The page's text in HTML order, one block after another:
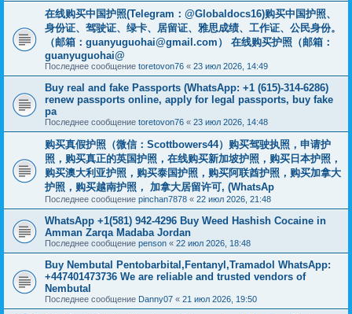
在线购买中国护照(Telegram：@Globaldocs16)购买中国护照、
身份证、驾驶证、绿卡、居留证、雅思成绩、工作证、公民身份。
（邮箱： guanyuguohai@gmail.com ） 在线购买护照（邮箱：
guanyuguohai@
Последнее сообщение toretovon76 « 23 июл 2026, 14:49
Buy real and fake Passports (WhatsApp: +1 (615)-314-6286)
renew passports online, apply for legal passports, buy fake
pa
Последнее сообщение toretovon76 « 23 июл 2026, 14:48
购买真假护照（微信：Scottbowers44）购买驾驶执照，申请护
照，购买真正的英国护照，在线购买新加坡护照，购买日本护照，
购买澳大利亚护照，购买泰国护照，购买阿联酋护照，购买加拿大
护照，购买越南护照， 加拿大居留许可, (WhatsAp
Последнее сообщение pinchan7878 « 22 июл 2026, 21:48
WhatsApp +1(581) 942-4296 Buy Weed Hashish Cocaine in
Amman Zarqa Madaba Jordan
Последнее сообщение penson « 22 июл 2026, 18:48
Buy Nembutal Pentobarbital,Fentanyl,Tramadol WhatsApp:
+447401473736 We are reliable and trusted vendors of
Nembutal
Последнее сообщение Danny07 « 21 июл 2026, 19:50